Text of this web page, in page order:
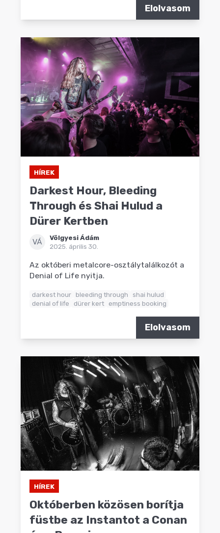
Elolvasom
HÍREK
Darkest Hour, Bleeding
Through és Shai Hulud a
Dürer Kertben
VÁ
Völgyesi Ádám
2025. április 30.
Az októberi metalcore-osztálytalálkozót a
Denial of Life nyitja.
darkest hour bleeding through
shai hulud
denial of life
dürer kert emptiness booking
Elolvasom
HÍREK
Októberben közösen borítja
füstbe az Instantot a Conan